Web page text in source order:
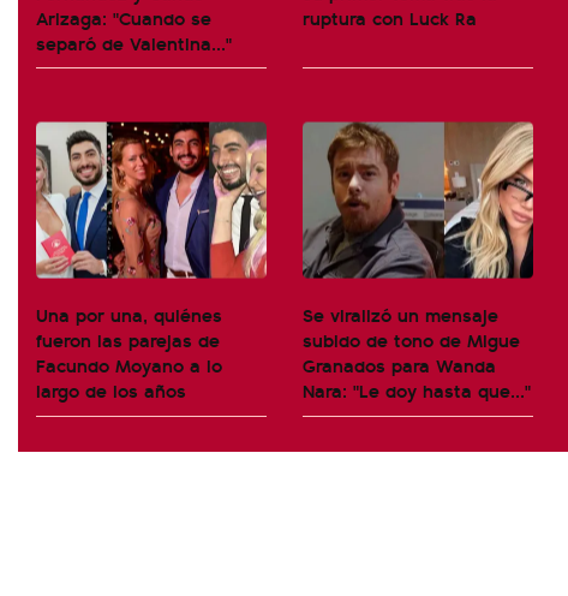
Arizaga: "Cuando se
separó de Valentina..."
ruptura con Luck Ra
Una por una, quiénes
fueron las parejas de
Facundo Moyano a lo
largo de los años
Se viralizó un mensaje
subido de tono de Migue
Granados para Wanda
Nara: "Le doy hasta que..."